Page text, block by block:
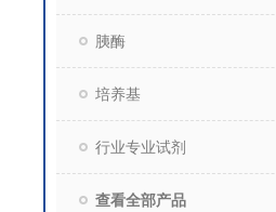
胰酶
培养基
行业专业试剂
查看全部产品